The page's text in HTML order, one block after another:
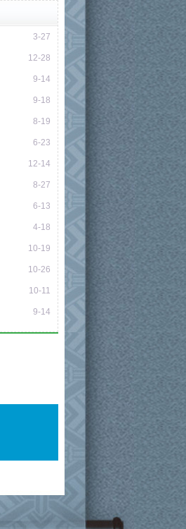
3-27
12-28
9-14
9-18
8-19
6-23
12-14
8-27
6-13
4-18
10-19
10-26
10-11
9-14